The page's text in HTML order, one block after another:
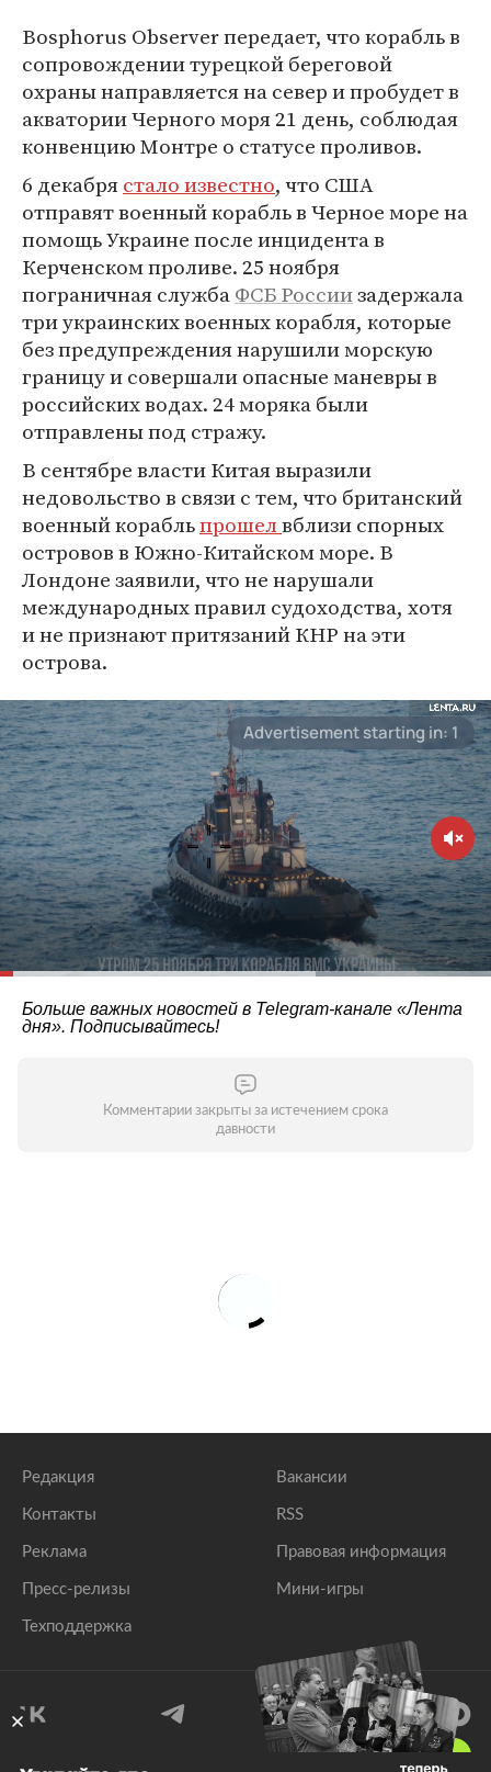
Bosphorus Observer передает, что корабль в
сопровождении турецкой береговой
охраны направляется на север и пробудет в
акватории Черного моря 21 день, соблюдая
конвенцию Монтре о статусе проливов.
6 декабрястало известно, что США
отправят военный корабль в Черное море на
помощь Украине после инцидента в
Керченском проливе. 25 ноября
пограничная службаФСБ Россиизадержала
три украинских военных корабля, которые
без предупреждения нарушили морскую
границу и совершали опасные маневры в
российских водах. 24 моряка были
отправлены под стражу.
В сентябре власти Китая выразили
недовольство в связи с тем, что британский
военный корабльпрошелвблизи спорных
островов в Южно-Китайском море. В
Лондоне заявили, что не нарушали
международных правил судоходства, хотя
и не признают притязаний КНР на эти
острова.
Больше важных новостей в Telegram-канале «Лента
дня». Подписывайтесь!
Комментарии закрыты за истечением срока
давности
Редакция
Контакты
Реклама
Пресс-релизы
Техподдержка
Вакансии
RSS
Правовая информация
Мини-игры